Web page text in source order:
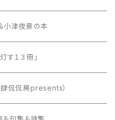
小津夜景の本
す１３冊」
肆侃侃房presents）